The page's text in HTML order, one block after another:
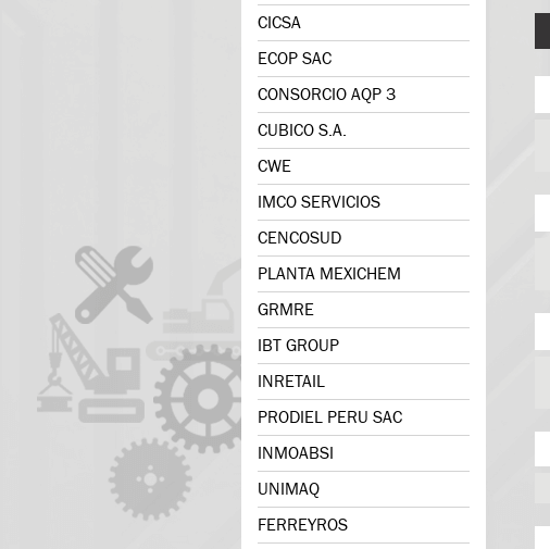
CICSA
ECOP SAC
CONSORCIO AQP 3
CUBICO S.A.
CWE
IMCO SERVICIOS
CENCOSUD
PLANTA MEXICHEM
GRMRE
IBT GROUP
INRETAIL
PRODIEL PERU SAC
INMOABSI
UNIMAQ
FERREYROS